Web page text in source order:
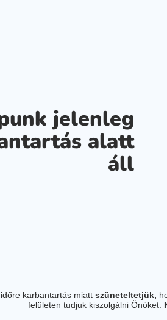
jelenleg
alatt
áll
karbantartás miatt szüneteltetjük,
felületen tudjuk kiszolgálni Önöket.